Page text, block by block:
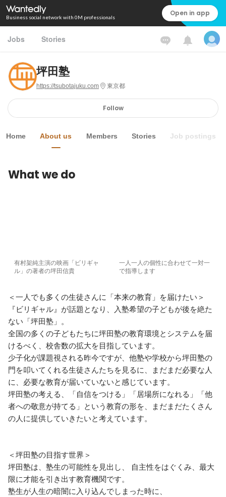
Business social network with 0M professionals Open in app
Jobs Stories
坪田塾
https://tsubotajuku.com 東京都
Follow
Home About us Members Stories Job postings
What we do
有村架純主演の映画「ビリギャ
ル」の著者の坪田信貴
一人一人の個性に合わせて一対一
で指導します
＜一人でも多くの生徒さんに「本来の教育」を届けたい＞
『ビリギャル』が話題となり、入塾希望の子どもが後を絶た
ない「坪田塾」。
全国の多くの子どもたちに坪田塾の教育環境とシステムを届
けるべく、校舎数の拡大を目指しています。
少子化が課題視される昨今ですが、他塾や学校から坪田塾の
門を叩いてくれる生徒さんたちを見るに、まだまだ必要な人
に、必要な教育が届いていないと感じています。
坪田塾の考える、「自信をつける」「居場所になれる」「他
者への敬意が持てる」という教育の形を、まだまだたくさん
の人に提供していきたいと考えています。
＜坪田塾の目指す世界＞
坪田塾は、塾生の可能性を見出し、 自主性をはぐくみ、最大
限に才能を引き出す教育機関です。
塾生が人生の暗闇に入り込んでしまった時に、